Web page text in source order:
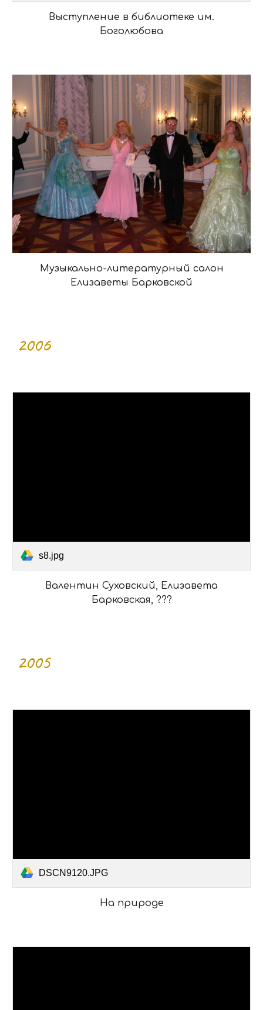
Выступление в библиотеке им.
Боголюбова
Музыкально-литературный салон
Елизаветы Барковской
2006
s8.jpg
Валентин Суховский, Елизавета
Барковская, ???
2005
DSCN9120.JPG
На природе